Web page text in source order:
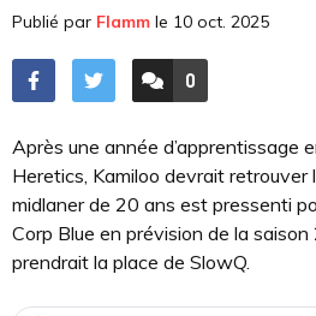
Publié par Flamm le 10 oct. 2025
ACCÉDER AUX
0
COMMENTAIRES
Après une année d’apprentissage
Heretics, Kamiloo devrait retrouver
midlaner de 20 ans est pressenti
Corp Blue en prévision de la
prendrait la place de SlowQ.